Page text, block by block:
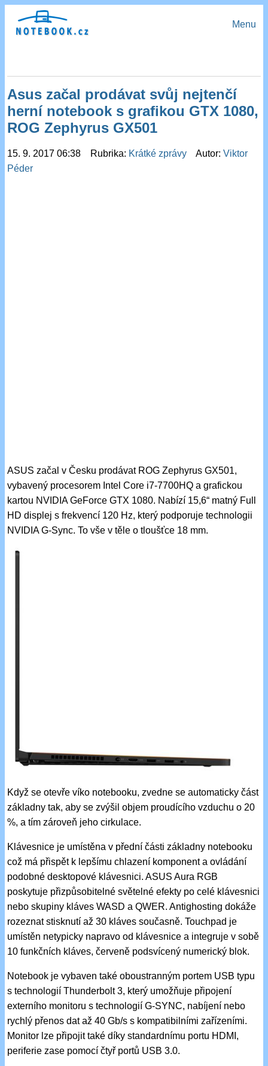
Menu
Asus začal prodávat svůj nejtenčí
herní notebook s grafikou GTX 1080,
ROG Zephyrus GX501
15. 9. 2017 06:38 Rubrika: Krátké zprávy Autor:Viktor
Péder
ASUS začal v Česku prodávat ROG Zephyrus GX501,
vybavený procesorem Intel Core i7-7700HQ a grafickou
kartou NVIDIA GeForce GTX 1080. Nabízí 15,6“ matný Full
HD displej s frekvencí 120 Hz, který podporuje technologii
NVIDIA G-Sync. To vše v těle o tloušťce 18 mm.
Když se otevře víko notebooku, zvedne se automaticky část
základny tak, aby se zvýšil objem proudícího vzduchu o 20
%, a tím zároveň jeho cirkulace.
Klávesnice je umístěna v přední části základny notebooku
což má přispět k lepšímu chlazení komponent a ovládání
podobné desktopové klávesnici. ASUS Aura RGB
poskytuje přizpůsobitelné světelné efekty po celé klávesnici
nebo skupiny kláves WASD a QWER. Antighosting dokáže
rozeznat stisknutí až 30 kláves současně. Touchpad je
umístěn netypicky napravo od klávesnice a integruje v sobě
10 funkčních kláves, červeně podsvícený numerický blok.
Notebook je vybaven také oboustranným portem USB typu
s technologií Thunderbolt 3, který umožňuje připojení
externího monitoru s technologií G-SYNC, nabíjení nebo
rychlý přenos dat až 40 Gb/s s kompatibilními zařízeními.
Monitor lze připojit také díky standardnímu portu HDMI,
periferie zase pomocí čtyř portů USB 3.0.